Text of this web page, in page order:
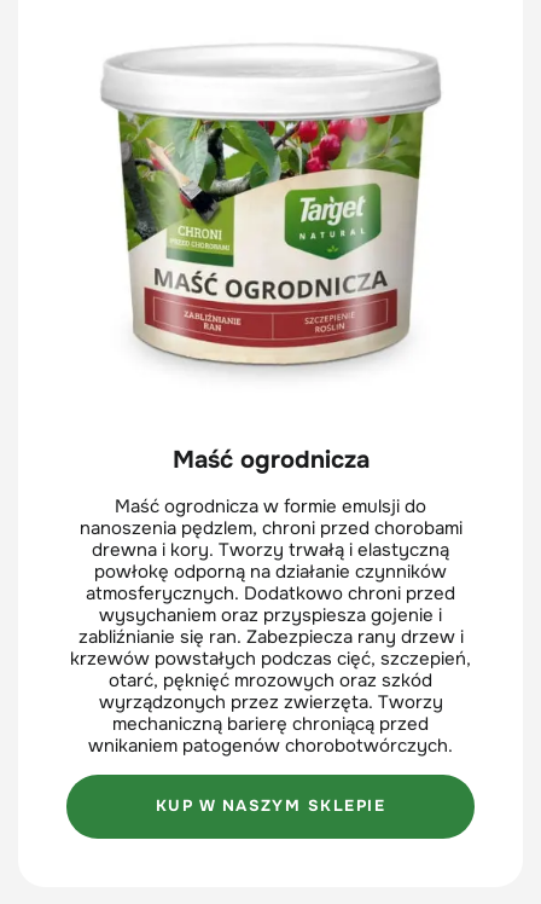
Maść ogrodnicza
Maść ogrodnicza w formie emulsji do
nanoszenia pędzlem, chroni przed chorobami
drewna i kory. Tworzy trwałą i elastyczną
powłokę odporną na działanie czynników
atmosferycznych. Dodatkowo chroni przed
wysychaniem oraz przyspiesza gojenie i
zabliźnianie się ran. Zabezpiecza rany drzew i
krzewów powstałych podczas cięć, szczepień,
otarć, pęknięć mrozowych oraz szkód
wyrządzonych przez zwierzęta. Tworzy
mechaniczną barierę chroniącą przed
wnikaniem patogenów chorobotwórczych.
KUP W NASZYM SKLEPIE